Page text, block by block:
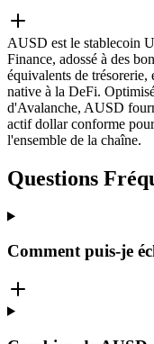
AUSD est le stablecoin
Finance, adossé à des
équivalents de
native à la DeFi.
d'Avalanche, AUSD
actif dollar conforme
l'ensemble de la chaîne.
Questions
Comment puis-je